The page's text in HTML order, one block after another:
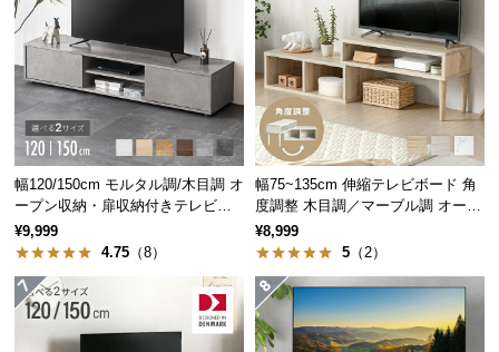
て
お
サ
ポ
幅120/150cm モルタル調/木目調 オ
ープン収納・扉収納付きテレビボ
ード
¥9,999
4.75 （8）
幅75~135cm 伸縮テレビボード 角
度調整 木目調／マーブル調 オープ
ン収納付き コンパクト
¥8,999
5 （2）